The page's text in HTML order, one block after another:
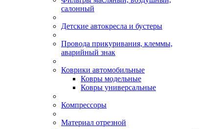
салонный
Детские автокресла и бустеры
Провода прикуривания, клеммы,
аварийный знак
Коврики автомобильные
Ковры модельные
Ковры универсальные
Компрессоры
Материал отрезной